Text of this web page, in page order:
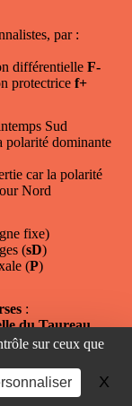
par :
différentielle F-
protectrice f+
Sud
polarité dominante
car la polarité
Nord
fixe)
(sD)
(P)
:
du Taureau
) / petite force
d’inhibition (l-),
paradoxale ( P)
sur ceux que
X